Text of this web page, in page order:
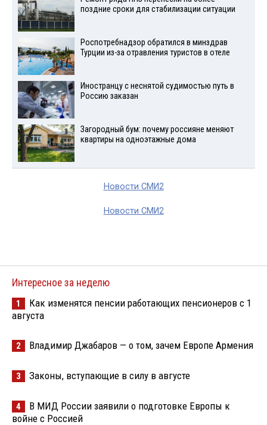
поздние сроки для стабилизации ситуации
Роспотребнадзор обратился в минздрав
Турции из-за отравления туристов в отеле
Иностранцу с неснятой судимостью путь в
Россию заказан
Загородный бум: почему россияне меняют
квартиры на одноэтажные дома
Новости СМИ2
Новости СМИ2
Интересное за неделю
1
Как изменятся пенсии работающих пенсионеров с 1
августа
2 Владимир Джабаров — о том, зачем Европе Армения
3 Законы, вступающие в силу в августе
4
В МИД России заявили о подготовке Европы к
войне с Россией